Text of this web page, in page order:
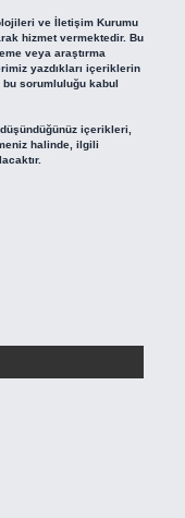
ve İletişim Kurumu
hizmet vermektedir. Bu
veya araştırma
yazdıkları içeriklerin
sorumluluğu kabul
içerikleri,
halinde, ilgili